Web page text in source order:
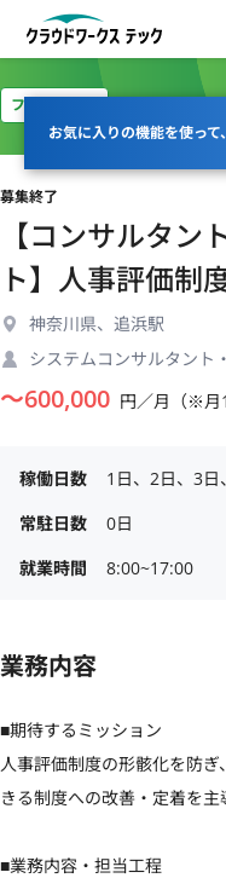
お気に入りの機能を使って
フルリモート
募集終了
【コンサルタ
ト】人事評価制
神奈川県、追浜駅
システムコンサルタント
〜600,000 円／月（※月
稼働日数
1日、2日、3日
常駐日数
0日
就業時間
8:00~17:00
業務内容
■期待するミッション
人事評価制度の形骸化を防
きる制度への改善・定着を主
■業務内容・担当工程